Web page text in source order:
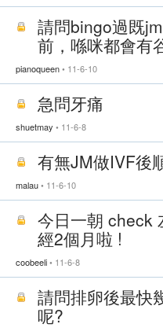
請問bingo過既
前，喺咪都會有
pianoqueen 11-6-10
急問牙痛
shuetmay 11-6-8
有無JM做IVF後
malau 11-6-10
今日一朝 check
經2個月啦 !
coobeeli 11-6-8
請問排卵後最快
呢?